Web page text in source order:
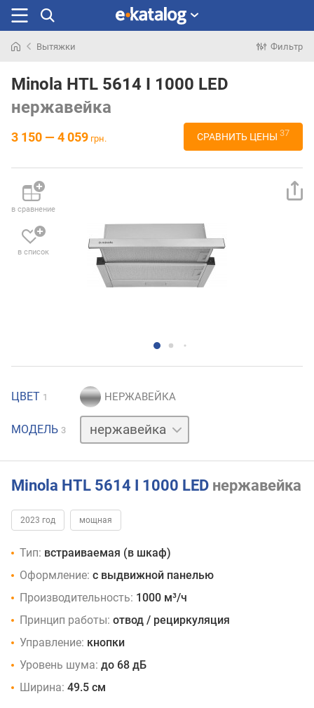
раньше
Вытяжки Фильтр
Minola HTL 5614 I 1000 LED
нержавейка
3 150 — 4 059 грн. СРАВНИТЬ ЦЕНЫ 37
в сравнение
в список
ЦВЕТ 1
МОДЕЛЬ 3
белый
черный
Minola HTL 5614 I 1000 LED нержавейка
2023 год мощная
Тип: встраиваемая (в шкаф)
Оформление: с выдвижной панелью
Производительность: 1000 м³/ч
Принцип работы: отвод / рециркуляция
Управление: кнопки
Уровень шума: до 68 дБ
Ширина: 49.5 см